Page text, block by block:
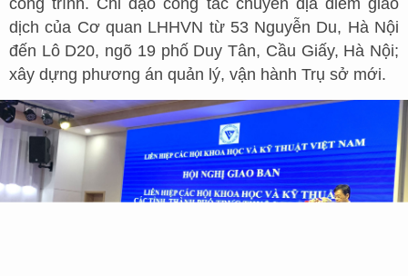
dịch của Cơ quan LHHVN từ 53 Nguyễn Du, Hà Nội
đến Lô D20, ngõ 19 phố Duy Tân, Cầu Giấy, Hà Nội;
xây dựng phương án quản lý, vận hành Trụ sở mới.